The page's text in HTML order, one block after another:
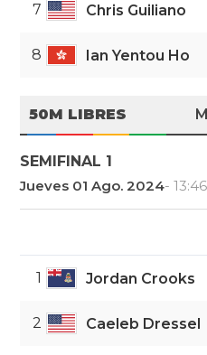
7 Chris Guiliano
8 Ian Yentou Ho
50M LIBRES
SEMIFINAL 1
Jueves 01 Ago. 2024- 13:46
1 Jordan Crooks
2 Caeleb Dressel